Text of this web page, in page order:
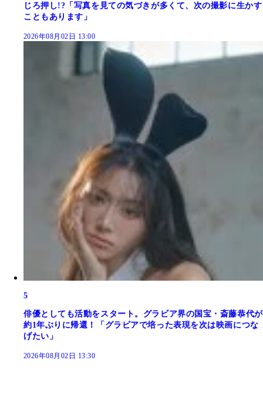
じろ押し!?「写真を見ての気づきが多くて、次の撮影に生かす
こともあります」
2026年08月02日 13:00
5
俳優としても活動をスタート。グラビア界の国宝・斎藤恭代が
約1年ぶりに帰還！「グラビアで培った表現を次は映画につな
げたい」
2026年08月02日 13:30